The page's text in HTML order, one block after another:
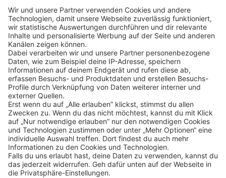
Schnellzugriff
ZAHLUNGSMETHODEN
SOCIAL
NEWSLETTER
BESUCHEN SIE UNS
Alle Preise inkl. gesetzl. Mehrwertsteuer zzgl.Versandkostenund ggf.